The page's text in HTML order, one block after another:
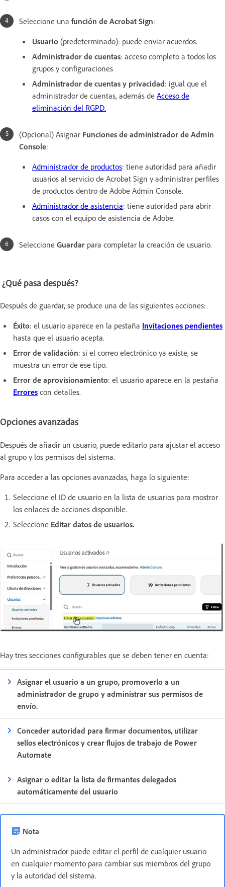
Seleccione una función de Acrobat Sign:
Usuario (predeterminado): puede enviar acuerdos.
Administrador de cuentas: acceso completo a todos los
grupos y configuraciones
Administrador de cuentas y privacidad: igual que el
administrador de cuentas, además de Acceso de
eliminación del RGPD.
(Opcional) Asignar Funciones de administrador de Admin
Console:
Administrador de productos: tiene autoridad para añadir
usuarios al servicio de Acrobat Sign y administrar perfiles
de productos dentro de Adobe Admin Console.
Administrador de asistencia: tiene autoridad para abrir
casos con el equipo de asistencia de Adobe.
Seleccione Guardar para completar la creación de usuario.
¿Qué pasa después?
Después de guardar, se produce una de las siguientes acciones:
Éxito: el usuario aparece en la pestaña Invitaciones pendientes
hasta que el usuario acepta.
Error de validación: si el correo electrónico ya existe, se
muestra un error de ese tipo.
Error de aprovisionamiento: el usuario aparece en la pestaña
Errores con detalles.
Opciones avanzadas
Después de añadir un usuario, puede editarlo para ajustar el acceso
al grupo y los permisos del sistema.
Para acceder a las opciones avanzadas, haga lo siguiente:
Seleccione el ID de usuario en la lista de usuarios para mostrar
los enlaces de acciones disponible.
Seleccione Editar datos de usuarios.
Hay tres secciones configurables que se deben tener en cuenta:
Asignar el usuario a un grupo, promoverlo a un
administrador de grupo y administrar sus permisos de
envío.
Conceder autoridad para firmar documentos, utilizar
sellos electrónicos y crear flujos de trabajo de Power
Automate
Asignar o editar la lista de firmantes delegados
automáticamente del usuario
Nota
Un administrador puede editar el perfil de cualquier usuario
en cualquier momento para cambiar sus miembros del grupo
y la autoridad del sistema.